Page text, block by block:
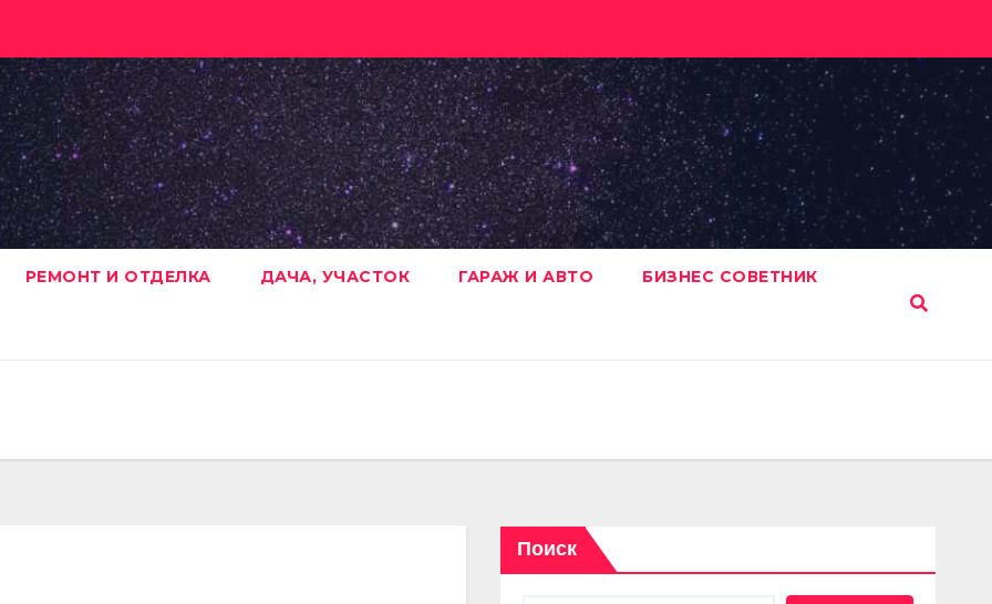
РЕМОНТ И ОТДЕЛКА ДАЧА, УЧАСТОК ГАРАЖ И АВТО БИЗНЕС СОВЕТНИК
Поиск